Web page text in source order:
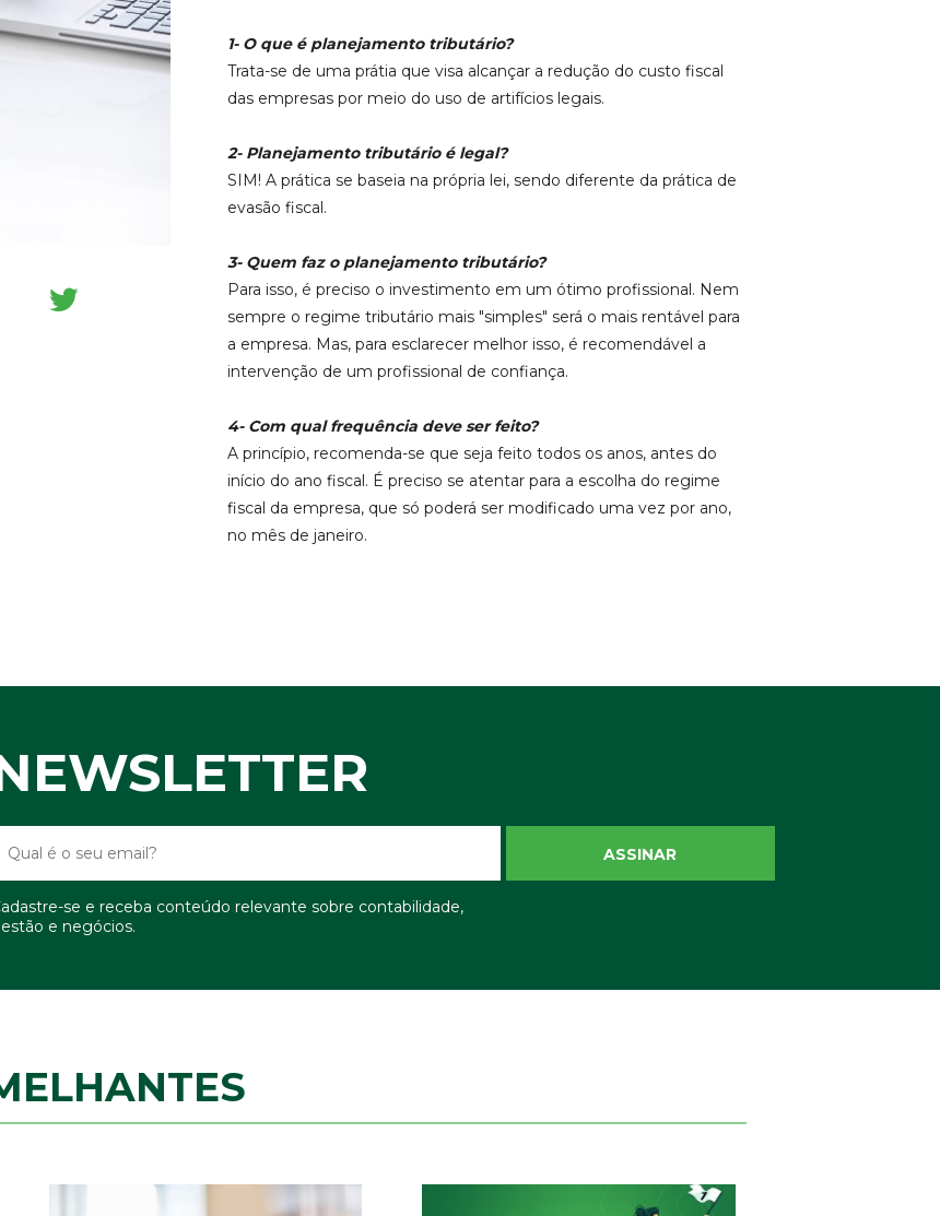
1- O que é planejamento tributário?
Trata-se de uma prátia que visa alcançar a redução do custo fiscal
das empresas por meio do uso de artifícios legais.
2- Planejamento tributário é legal?
SIM! A prática se baseia na própria lei, sendo diferente da prática de
evasão fiscal.
3- Quem faz o planejamento tributário?
Para isso, é preciso o investimento em um ótimo profissional. Nem
sempre o regime tributário mais "simples" será o mais rentável para
a empresa. Mas, para esclarecer melhor isso, é recomendável a
intervenção de um profissional de confiança.
4- Com qual frequência deve ser feito?
A princípio, recomenda-se que seja feito todos os anos, antes do
início do ano fiscal. É preciso se atentar para a escolha do regime
fiscal da empresa, que só poderá ser modificado uma vez por ano,
no mês de janeiro.
ASSINAR
se e receba conteúdo relevante sobre contabilidade,
e negócios.